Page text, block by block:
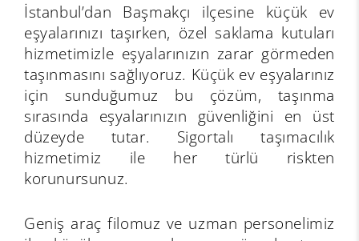
İstanbul’dan Başmakçı ilçesine küçük ev
eşyalarınızı taşırken, özel saklama kutuları
hizmetimizle eşyalarınızın zarar görmeden
taşınmasını sağlıyoruz. Küçük ev eşyalarınız
için sunduğumuz bu çözüm, taşınma
sırasında eşyalarınızın güvenliğini en üst
düzeyde tutar. Sigortalı taşımacılık
hizmetimiz ile her türlü riskten
korunursunuz.
Geniş araç filomuz ve uzman personelimiz